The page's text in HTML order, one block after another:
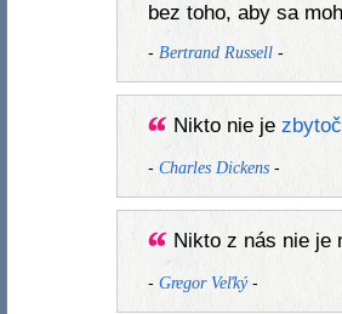
bez toho, aby sa
- Bertrand Russell-
Nikto nie je
- Charles Dickens-
Nikto z nás nie je
- Gregor Veľký-